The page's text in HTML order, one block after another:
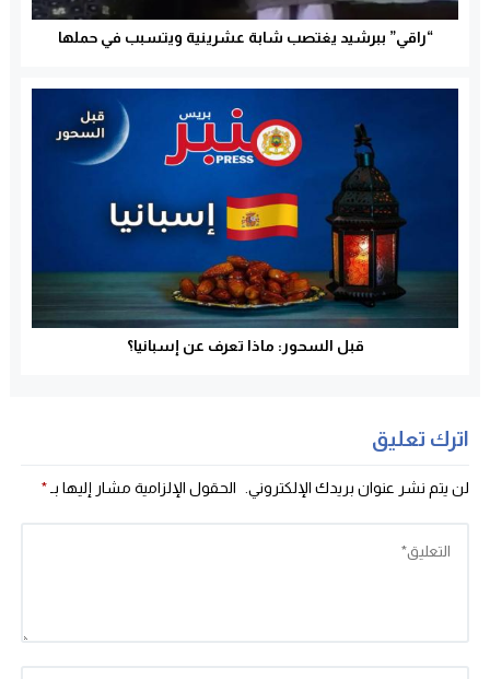
“راقي” ببرشيد يغتصب شابة عشرينية ويتسبب في حملها
قبل السحور: ماذا تعرف عن إسبانيا؟
اترك تعليق
لن يتم نشر عنوان بريدك الإلكتروني. الحقول الإلزامية مشار إليها بـ*